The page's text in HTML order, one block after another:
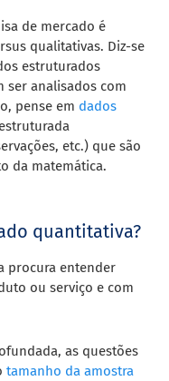
de mercado é
qualitativas. Diz-se
estruturados
ser analisados ​​com
pense em dados
etc.) que são
da matemática.
quantitativa?
procura entender
ou serviço e com
as questões
tamanho da amostra